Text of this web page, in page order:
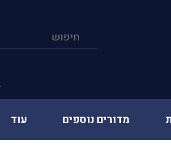
מדורים נוספים עוד